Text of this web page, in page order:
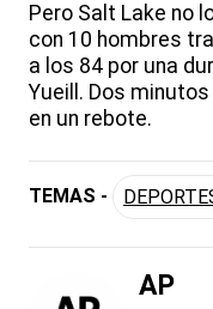
Pero Salt Lake no
con 10 hombres
a los 84 por una
Yueill. Dos
en un rebote.
TEMAS -
AP